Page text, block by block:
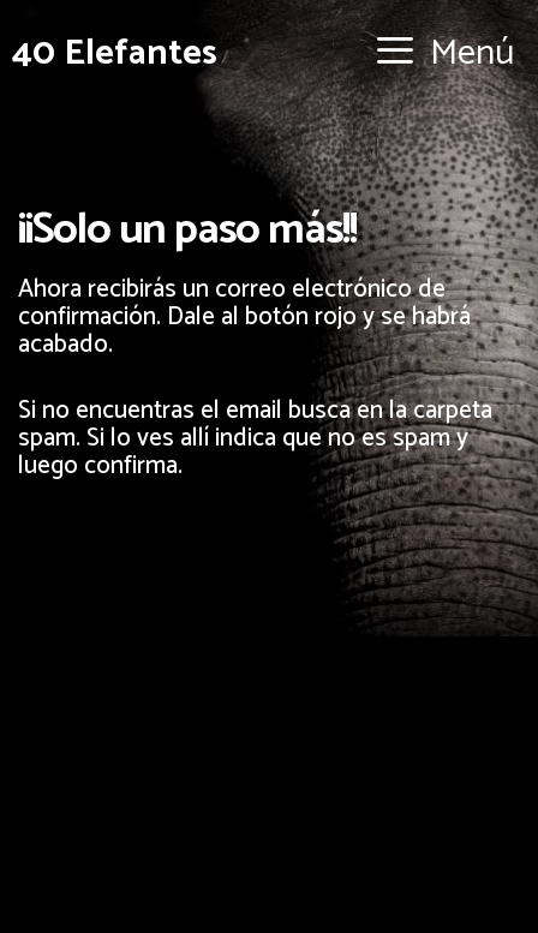
40 Elefantes Menú
¡¡Solo un paso más!!
Ahora recibirás un correo electrónico de
confirmación. Dale al botón rojo y se habrá
acabado.
Si no encuentras el email busca en la carpeta
spam. Si lo ves allí indica que no es spam y
luego confirma.